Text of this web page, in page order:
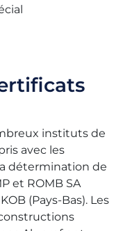
instituts de
avec les
détermination de
et ROMB SA
(Pays-Bas). Les